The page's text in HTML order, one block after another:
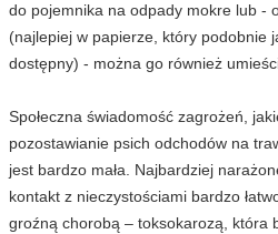
do pojemnika na odpady mokre lub -
(najlepiej w papierze, który podobnie
dostępny) - można go również
Społeczna świadomość zagrożeń,
pozostawianie psich odchodów na
jest bardzo mała. Najbardziej
kontakt z nieczystościami bardzo
groźną chorobą – toksokarozą, która